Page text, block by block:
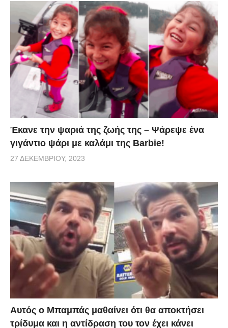
Έκανε την ψαριά της ζωής της – Ψάρεψε ένα
γιγάντιο ψάρι με καλάμι της Barbie!
27 ΔΕΚΕΜΒΡΊΟΥ, 2023
Αυτός ο Μπαμπάς μαθαίνει ότι θα αποκτήσει
τρίδυμα και η αντίδραση του τον έχει κάνει